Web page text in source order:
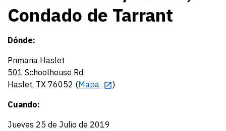
Condado de Tarrant
Dónde:
Primaria Haslet
501 Schoolhouse Rd.
Haslet, TX 76052 (Mapa
)
Cuando:
Jueves 25 de Julio de 2019